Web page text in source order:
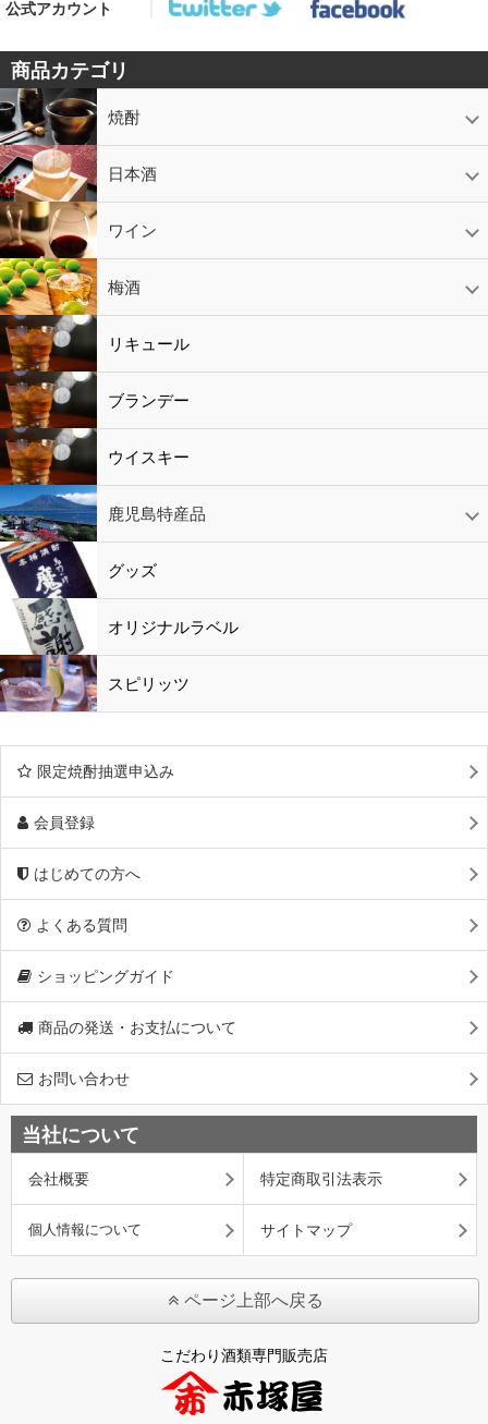
公式アカウント
商品カテゴリ
焼酎
芋焼酎
かめ壷入り焼酎
黒糖焼酎
米焼酎
麦焼酎
そば焼酎
泡盛
とうもろこし焼酎
ギフトコーナー
セットコーナー
益々繁盛
鹿児島限定 日本酒
日本酒
スパークリング
ギフト ワイン
赤ワイン
白ワイン
ロゼワイン
スパークリング
シャンパン 梅酒
梅酒
シャンパン
リキュール リキュール
ブランデー
ウイスキー
鹿児島特産品
黒酢・酢
水
鹿児島特産品
おつまみ グッズ
オリジナルラベル
スピリッツ
限定焼酎抽選申込み
会員登録
はじめての方へ
よくある質問
ショッピングガイド
商品の発送・お支払について
お問い合わせ
当社について
会社概要 特定商取引法表示
個人情報について サイトマップ
ページ上部へ戻る
こだわり酒類専門販売店